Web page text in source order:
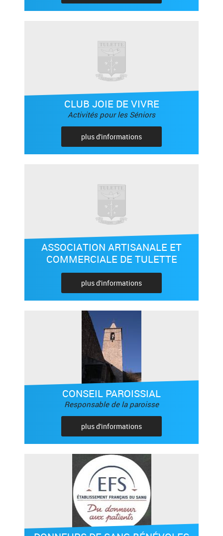
CLUB JOIE DE VIVRE
Activités pour les Séniors
plus d'informations
ASSOCIATION ARTISANALE ET
COMMERCIALE DE TULETTE
plus d'informations
CONSEIL PAROISSIAL
Responsable de la paroisse
plus d'informations